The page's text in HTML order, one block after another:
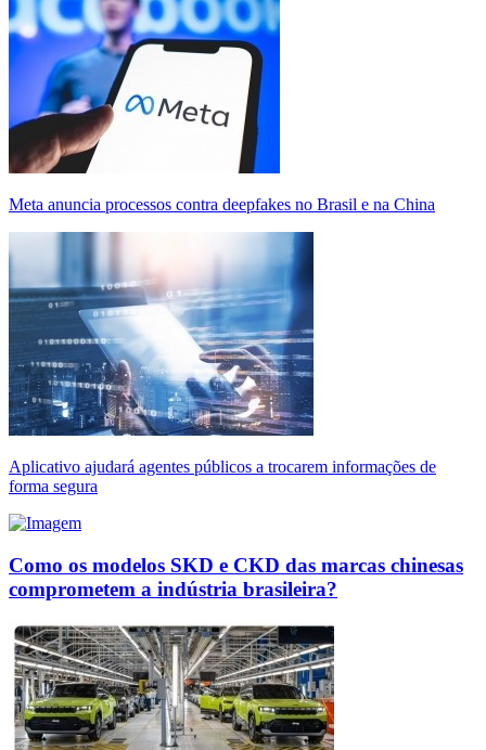
Meta anuncia processos contra deepfakes no Brasil e na China
Aplicativo ajudará agentes públicos a trocarem informações de
forma segura
Como os modelos SKD e CKD das marcas chinesas
comprometem a indústria brasileira?